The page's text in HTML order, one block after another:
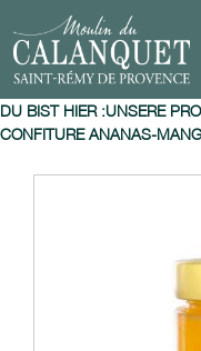
DU BIST HIER :UNSERE
CONFITURE ANANAS-